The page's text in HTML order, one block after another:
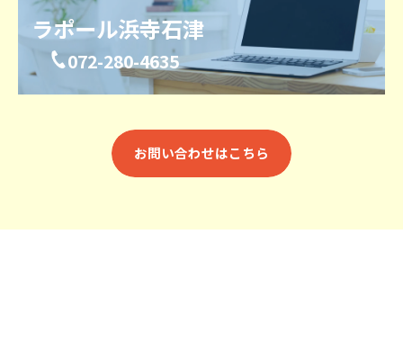
ラポール浜寺石津
072-280-4635
お問い合わせはこちら